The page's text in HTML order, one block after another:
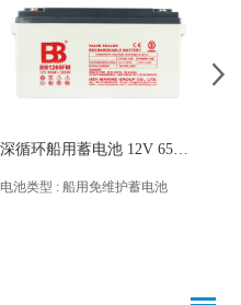
深循环船用蓄电池 12V 65Ah BB1265FM
电池类型 : 船用免维护蓄电池